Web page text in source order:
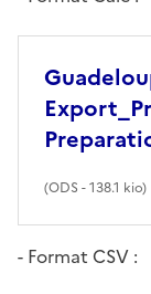
(ODS - 138.1 kio)
- Format CSV :